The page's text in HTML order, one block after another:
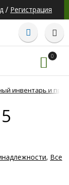
/ Регистрация
0
инвентарь и
, Все